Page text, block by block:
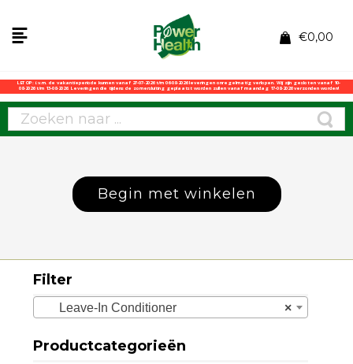
€0,00
LET OP: i.v.m. de vakantieperiode kunnen vanaf 27-07-2026 t/m 06-08-2026 leveringen onregelmatig verlopen. Wij zijn gesloten vanaf 10-
08-2026 t/m 13-08-2026. Leveringen die tijdens de zomersluiting geplaatst worden zullen vanaf maandag 17-08-2026 verzonden worden!
Begin met winkelen
Filter
×
Leave-In Conditioner
Productcategorieën